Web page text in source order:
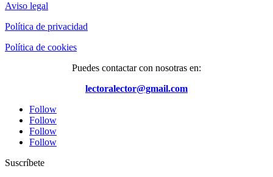
Aviso legal
Política de privacidad
Política de cookies
Puedes contactar con nosotras en:
lectoralector@gmail.com
Follow
Follow
Follow
Follow
Suscríbete